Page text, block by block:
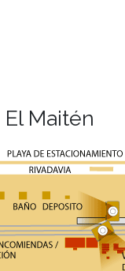
Maitén